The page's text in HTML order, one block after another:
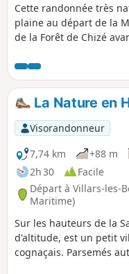
Cette randonnée très
plaine au départ de la
de la Forêt de Chizé
au long du parcours
cultures.
La Nature en
Visorandonneur
7,74 km
+88 m
2h 30
Facile
Départ à Villars-les-
Maritime)
Sur les hauteurs de la
d'altitude, est un petit
cognaçais. Parsemés